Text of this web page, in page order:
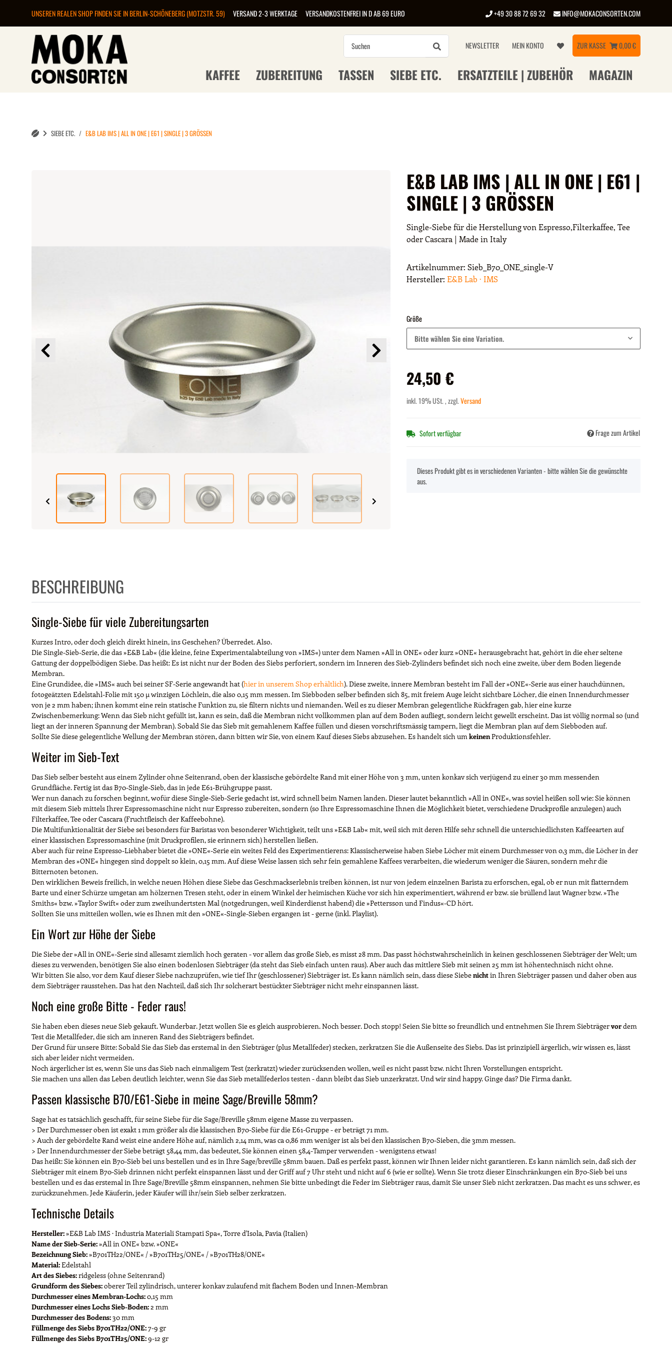
UNSEREN REALEN SHOP FINDEN SIE IN BERLIN-SCHÖNEBERG (MOTZSTR. 59) VERSAND 2-3 WERKTAGE VERSANDKOSTENFREI IN D AB 69 EURO +49 30 88 72 69 32 INFO@MOKACONSORTEN.COM
NEWSLETTER MEIN KONTO ZUR KASSE 0,00 €
KAFFEE ZUBEREITUNG TASSEN SIEBE ETC. ERSATZTEILE | ZUBEHÖR MAGAZIN
SIEBE ETC. E&B LAB IMS | ALL IN ONE | E61 | SINGLE | 3 GRÖSSEN
E&B LAB IMS | ALL IN ONE | E61 |
SINGLE | 3 GRÖSSEN
Single-Siebe für die Herstellung von Espresso,Filterkaffee, Tee
oder Cascara | Made in Italy
Artikelnummer: Sieb_B70_ONE_single-V
Hersteller: E&B Lab · IMS
Größe
Bitte wählen Sie eine Variation.
24,50 €
inkl. 19% USt. , zzgl.Versand
Sofort verfügbar Frage zum Artikel
xDieses Produkt gibt es in verschiedenen Varianten - bitte wählen Sie die gewünschte
aus.
BESCHREIBUNG
Single-Siebe für viele Zubereitungsarten
Kurzes Intro, oder doch gleich direkt hinein, ins Geschehen? Überredet. Also.
Die Single-Sieb-Serie, die das »E&B Lab« (die kleine, feine Experimentalabteilung von »IMS«) unter dem Namen »All in ONE« oder kurz »ONE« herausgebracht hat, gehört in die eher seltene
Gattung der doppelbödigen Siebe. Das heißt: Es ist nicht nur der Boden des Siebs perforiert, sondern im Inneren des Sieb-Zylinders befindet sich noch eine zweite, über dem Boden liegende
Membran.
Eine Grundidee, die »IMS« auch bei seiner SF-Serie angewandt hat (hier in unserem Shop erhältlich). Diese zweite, innere Membran besteht im Fall der »ONE«-Serie aus einer hauchdünnen,
fotogeätzten Edelstahl-Folie mit 150 µ winzigen Löchlein, die also 0,15 mm messen. Im Siebboden selber befinden sich 85, mit freiem Auge leicht sichtbare Löcher, die einen Innendurchmesser
von je 2 mm haben; ihnen kommt eine rein statische Funktion zu, sie filtern nichts und niemanden. Weil es zu dieser Membran gelegentliche Rückfragen gab, hier eine kurze
Zwischenbemerkung: Wenn das Sieb nicht gefüllt ist, kann es sein, daß die Membran nicht vollkommen plan auf dem Boden aufliegt, sondern leicht gewellt erscheint. Das ist völlig normal so (und
liegt an der inneren Spannung der Membran). Sobald Sie das Sieb mit gemahlenem Kaffee füllen und diesen vorschriftsmässig tampern, liegt die Membran plan auf dem Siebboden auf.
Sollte Sie diese gelegentliche Wellung der Membran stören, dann bitten wir Sie, von einem Kauf dieses Siebs abzusehen. Es handelt sich umkeinenProduktionsfehler.
Weiter im Sieb-Text
Das Sieb selber besteht aus einem Zylinder ohne Seitenrand, oben der klassische gebördelte Rand mit einer Höhe von 3 mm, unten konkav sich verjügend zu einer 30 mm messenden
Grundfläche. Fertig ist das B70-Single-Sieb, das in jede E61-Brühgruppe passt.
Wer nun danach zu forschen beginnt, wofür diese Single-Sieb-Serie gedacht ist, wird schnell beim Namen landen. Dieser lautet bekanntlich »All in ONE«, was soviel heißen soll wie: Sie können
mit diesem Sieb mittels Ihrer Espressomaschine nicht nur Espresso zubereiten, sondern (so Ihre Espressomaschine Ihnen die Möglichkeit bietet, verschiedene Druckprofile anzulegen) auch
Filterkaffee, Tee oder Cascara (Fruchtfleisch der Kaffeebohne).
Die Multifunktionalität der Siebe sei besonders für Baristas von besonderer Wichtigkeit, teilt uns »E&B Lab« mit, weil sich mit deren Hilfe sehr schnell die unterschiedlichsten Kaffeearten auf
einer klassischen Espressomaschine (mit Druckprofilen, sie erinnern sich) herstellen ließen.
Aber auch für reine Espresso-Liebhaber bietet die »ONE«-Serie ein weites Feld des Experimentierens: Klassischerweise haben Siebe Löcher mit einem Durchmesser von 0,3 mm, die Löcher in der
Membran des »ONE« hingegen sind doppelt so klein, 0,15 mm. Auf diese Weise lassen sich sehr fein gemahlene Kaffees verarbeiten, die wiederum weniger die Säuren, sondern mehr die
Bitternoten betonen.
Den wirklichen Beweis freilich, in welche neuen Höhen diese Siebe das Geschmackserlebnis treiben können, ist nur von jedem einzelnen Barista zu erforschen, egal, ob er nun mit flatterndem
Barte und einer Schürze umgetan am hölzernen Tresen steht, oder in einem Winkel der heimischen Küche vor sich hin experimentiert, während er bzw. sie brüllend laut Wagner bzw. »The
Smiths« bzw. »Taylor Swift« oder zum zweihundertsten Mal (notgedrungen, weil Kinderdienst habend) die »Pettersson und Findus«-CD hört.
Sollten Sie uns mitteilen wollen, wie es Ihnen mit den »ONE«-Single-Sieben ergangen ist - gerne (inkl. Playlist).
Ein Wort zur Höhe der Siebe
Die Siebe der »All in ONE«-Serie sind allesamt ziemlich hoch geraten - vor allem das große Sieb, es misst 28 mm. Das passt höchstwahrscheinlich in keinen geschlossenen Siebträger der Welt; um
dieses zu verwenden, benötigen Sie also einen bodenlosen Siebträger (da steht das Sieb einfach unten raus). Aber auch das mittlere Sieb mit seinen 25 mm ist höhentechnisch nicht ohne.
Wir bitten Sie also, vor dem Kauf dieser Siebe nachzuprüfen, wie tief Ihr (geschlossener) Siebträger ist. Es kann nämlich sein, dass diese Siebenichtin Ihren Siebträger passen und daher oben aus
dem Siebträger rausstehen. Das hat den Nachteil, daß sich Ihr solcherart bestückter Siebträger nicht mehr einspannen lässt.
Noch eine große Bitte - Feder raus!
Sie haben eben dieses neue Sieb gekauft. Wunderbar. Jetzt wollen Sie es gleich ausprobieren. Noch besser. Doch stopp! Seien Sie bitte so freundlich und entnehmen Sie Ihrem Siebträgervordem
Test die Metallfeder, die sich am inneren Rand des Siebträgers befindet.
Der Grund für unsere Bitte: Sobald Sie das Sieb das erstemal in den Siebträger (plus Metallfeder) stecken, zerkratzen Sie die Außenseite des Siebs. Das ist prinzipiell ärgerlich, wir wissen es, lässt
sich aber leider nicht vermeiden.
Noch ärgerlicher ist es, wenn Sie uns das Sieb nach einmaligem Test (zerkratzt) wieder zurücksenden wollen, weil es nicht passt bzw. nicht Ihren Vorstellungen entspricht.
Sie machen uns allen das Leben deutlich leichter, wenn Sie das Sieb metallfederlos testen - dann bleibt das Sieb unzerkratzt. Und wir sind happy. Ginge das? Die Firma dankt.
Passen klassische B70/E61-Siebe in meine Sage/Breville 58mm?
Sage hat es tatsächlich geschafft, für seine Siebe für die Sage/Breville 58mm eigene Masse zu verpassen.
> Der Durchmesser oben ist exakt 1 mm größer als die klassischen B70-Siebe für die E61-Gruppe - er beträgt 71 mm.
> Auch der gebördelte Rand weist eine andere Höhe auf, nämlich 2,14 mm, was ca 0,86 mm weniger ist als bei den klassischen B70-Sieben, die 3mm messen.
> Der Innendurchmesser der Siebe beträgt 58,44 mm, das bedeutet, Sie können einen 58,4-Tamper verwenden - wenigstens etwas!
Das heißt: Sie können ein B70-Sieb bei uns bestellen und es in Ihre Sage/breville 58mm bauen. Daß es perfekt passt, können wir Ihnen leider nicht garantieren. Es kann nämlich sein, daß sich der
Siebträger mit einem B70-Sieb drinnen nicht perfekt einspannen lässt und der Griff auf 7 Uhr steht und nicht auf 6 (wie er sollte). Wenn Sie trotz dieser Einschränkungen ein B70-Sieb bei uns
bestellen und es das erstemal in Ihre Sage/Breville 58mm einspannen, nehmen Sie bitte unbedingt die Feder im Siebträger raus, damit Sie unser Sieb nicht zerkratzen. Das macht es uns schwer, es
zurückzunehmen. Jede Käuferin, jeder Käufer will ihr/sein Sieb selber zerkratzen.
Technische Details
Hersteller:»E&B Lab IMS · Industria Materiali Stampati Spa«, Torre d'Isola, Pavia (Italien)
Name der Sieb-Serie:»All in ONE« bzw. »ONE«
Bezeichnung Sieb:»B701TH22/ONE« / »B701TH25/ONE« / »B701TH28/ONE«
Material:Edelstahl
Art des Siebes:ridgeless (ohne Seitenrand)
Grundform des Siebes:oberer Teil zylindrisch, unterer konkav zulaufend mit flachem Boden und Innen-Membran
Durchmesser eines Membran-Lochs:0,15 mm
Durchmesser eines Lochs Sieb-Boden:2 mm
Durchmesser des Bodens:30 mm
Füllmenge des Siebs B701TH22/ONE:7-9 gr
Füllmenge des Siebs B701TH25/ONE:9-12 gr